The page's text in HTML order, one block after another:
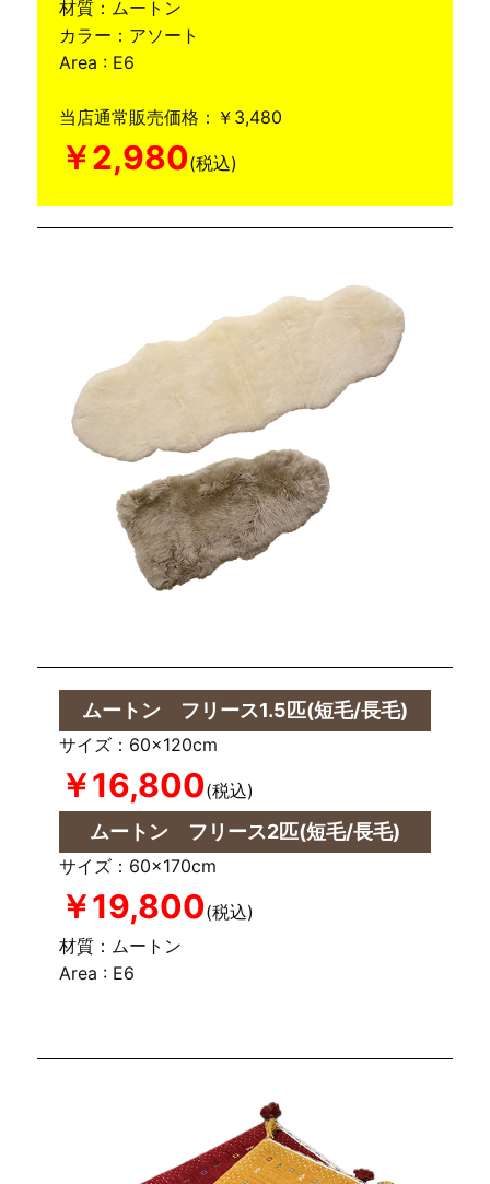
材質：ムートン
カラー：アソート
Area : E6
当店通常販売価格：￥3,480
￥2,980(税込)
ムートン フリース1.5匹(短毛/長毛)
サイズ：60×120cm
￥16,800(税込)
ムートン フリース2匹(短毛/長毛)
サイズ：60×170cm
￥19,800(税込)
材質：ムートン
Area : E6